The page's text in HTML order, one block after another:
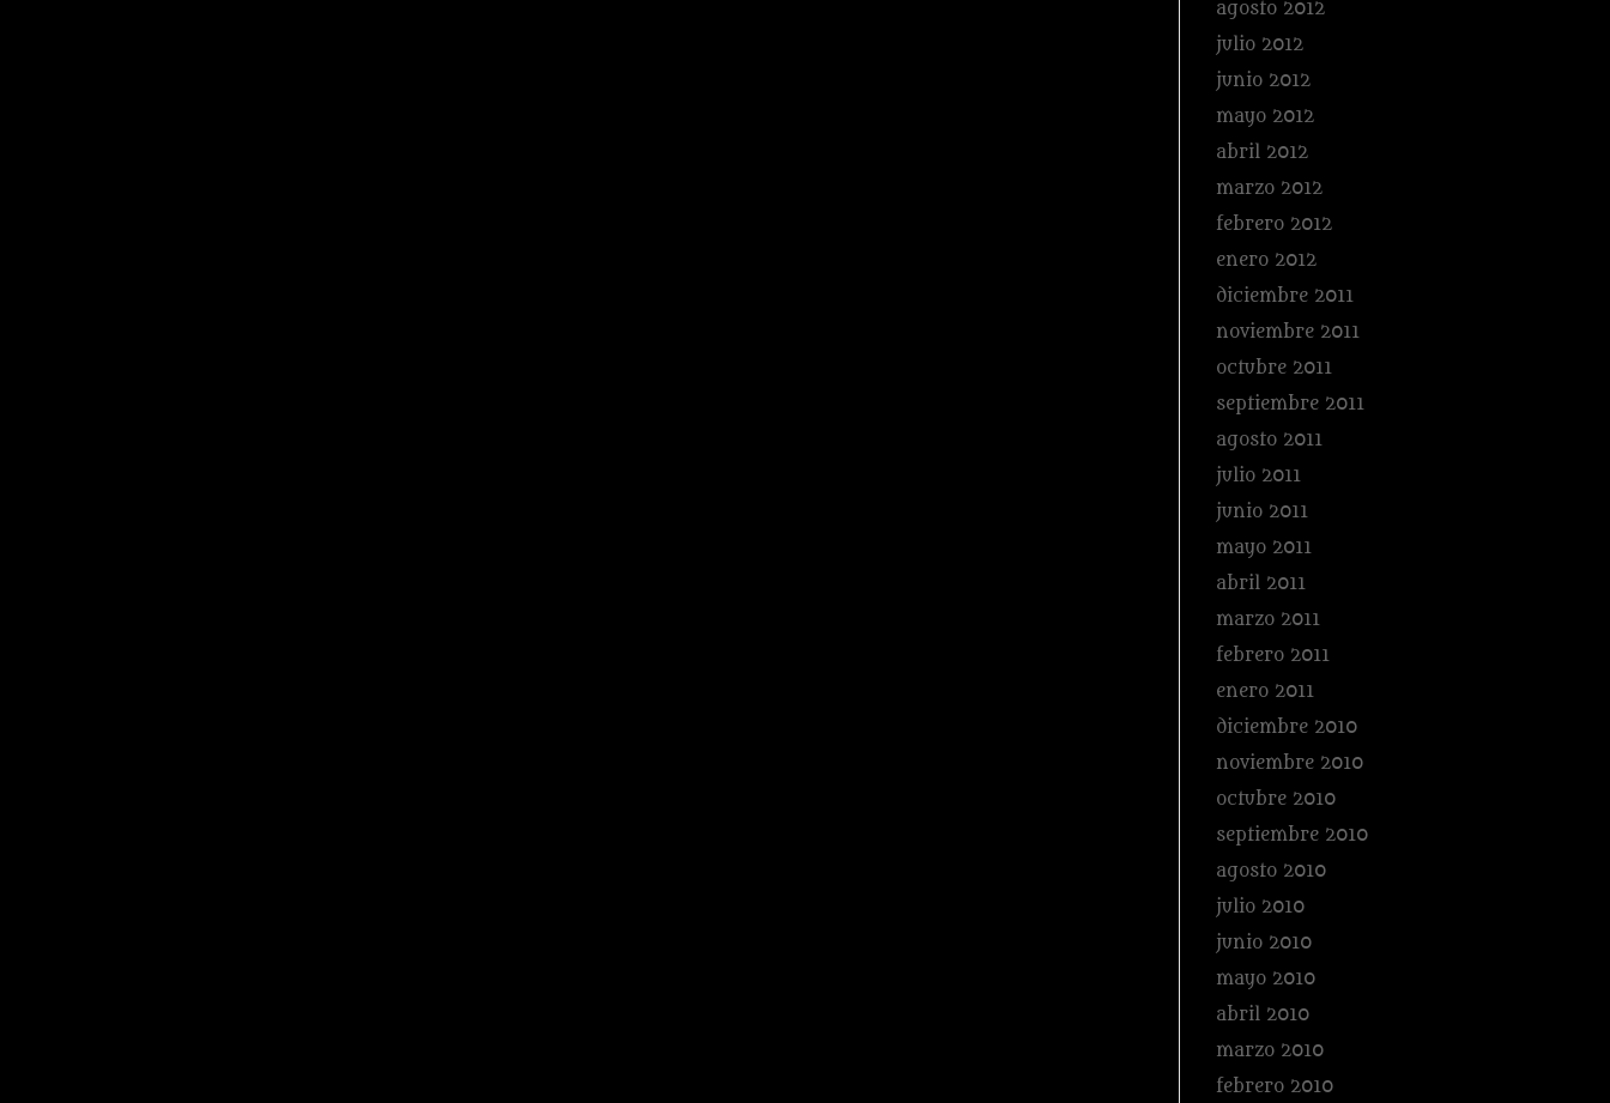
agosto 2012
julio 2012
junio 2012
mayo 2012
abril 2012
marzo 2012
febrero 2012
enero 2012
diciembre 2011
noviembre 2011
octubre 2011
septiembre 2011
agosto 2011
julio 2011
junio 2011
mayo 2011
abril 2011
marzo 2011
febrero 2011
enero 2011
diciembre 2010
noviembre 2010
octubre 2010
septiembre 2010
agosto 2010
julio 2010
junio 2010
mayo 2010
abril 2010
marzo 2010
febrero 2010